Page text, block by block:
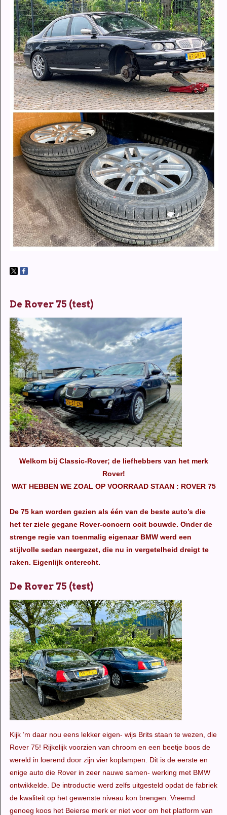
De Rover 75 (test)
Welkom bij Classic-Rover; de liefhebbers van het merk
Rover!
WAT HEBBEN WE ZOAL OP VOORRAAD STAAN : ROVER 75
De 75 kan worden gezien als één van de beste auto’s die
het ter ziele gegane Rover-concern ooit bouwde. Onder de
strenge regie van toenmalig eigenaar BMW werd een
stijlvolle sedan neergezet, die nu in vergetelheid dreigt te
raken. Eigenlijk onterecht.
De Rover 75 (test)
Kijk ’m daar nou eens lekker eigen- wijs Brits staan te wezen, die
Rover 75! Rijkelijk voorzien van chroom en een beetje boos de
wereld in loerend door zijn vier koplampen. Dit is de eerste en
enige auto die Rover in zeer nauwe samen- werking met BMW
ontwikkelde. De introductie werd zelfs uitgesteld opdat de fabriek
de kwaliteit op het gewenste niveau kon brengen. Vreemd
genoeg koos het Beierse merk er niet voor om het platform van